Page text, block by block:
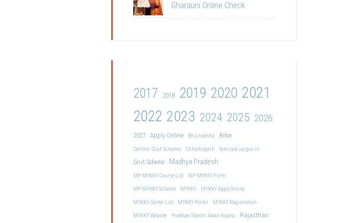
Gharauni Online Check
2017 2018 2019 2020 2021
2022 2023 2024 2025 2026
2027 Apply Online Bhu naksha
Bihar
Central Govt Scheme
Chhattisgarh familyid.up.gov.in
Govt Scheme Madhya Pradesh
MP MYKKY Course List
MP MYKKY Form
MP MYKKY Scheme
MYKKY
MYKKY Apply Online
MYKKY Center List
MYKKY Portal
MYKKY Registration
MYKKY Website
Pradhan Mantri Awas Yojana Rajasthan